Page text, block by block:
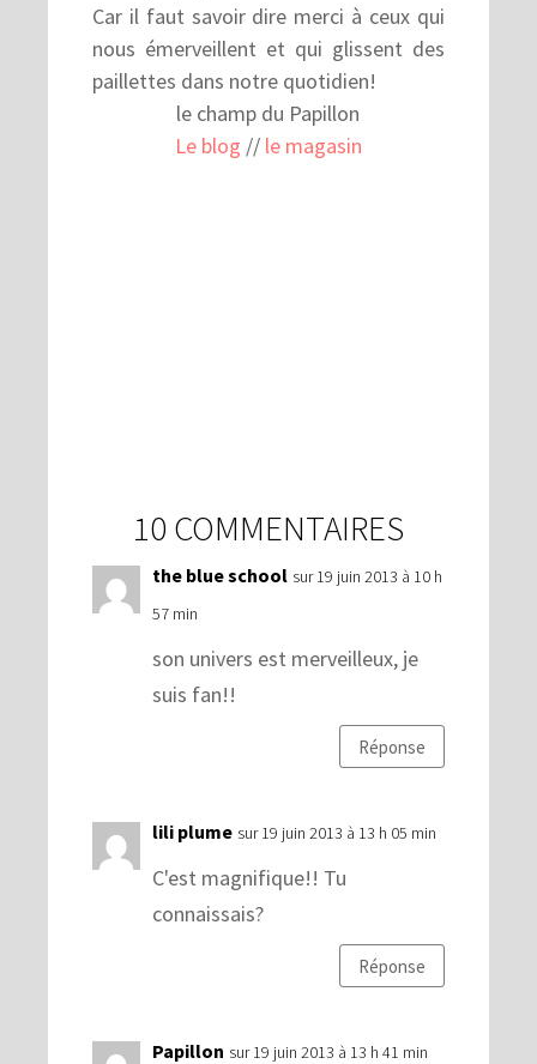
Car il faut savoir dire merci à ceux qui
nous émerveillent et qui glissent des
paillettes dans notre quotidien!
le champ du Papillon
Le blog // le magasin
10 COMMENTAIRES
the blue school sur 19 juin 2013 à 10 h
57 min
son univers est merveilleux, je
suis fan!!
Réponse
lili plume sur 19 juin 2013 à 13 h 05 min
C'est magnifique!! Tu
connaissais?
Réponse
Papillon sur 19 juin 2013 à 13 h 41 min